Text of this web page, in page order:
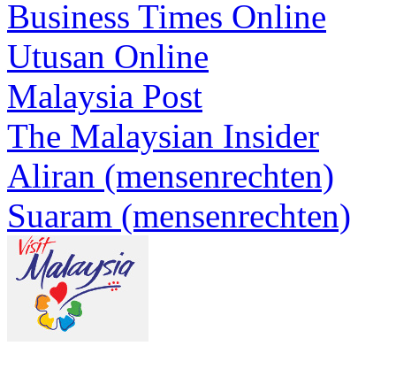
Business Times Online
Utusan Online
Malaysia Post
The Malaysian Insider
Aliran (mensenrechten)
Suaram (mensenrechten)